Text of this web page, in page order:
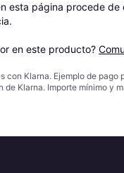
esta página procede
en este producto?
con Klarna. Ejemplo de
de Klarna. Importe mínimo y